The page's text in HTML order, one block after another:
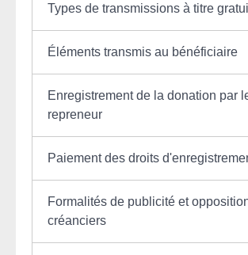
Types de transmissions à titre
Éléments transmis au bénéficiaire
Enregistrement de la donation par
repreneur
Paiement des droits
Formalités de publicité et
créanciers